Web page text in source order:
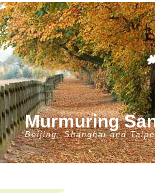
Murmuring
Beijing, Shanghai and